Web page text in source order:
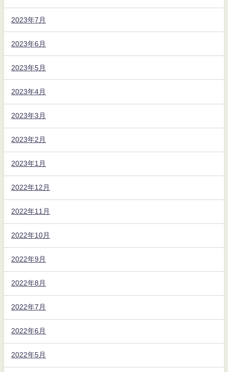
2023年7月
2023年6月
2023年5月
2023年4月
2023年3月
2023年2月
2023年1月
2022年12月
2022年11月
2022年10月
2022年9月
2022年8月
2022年7月
2022年6月
2022年5月